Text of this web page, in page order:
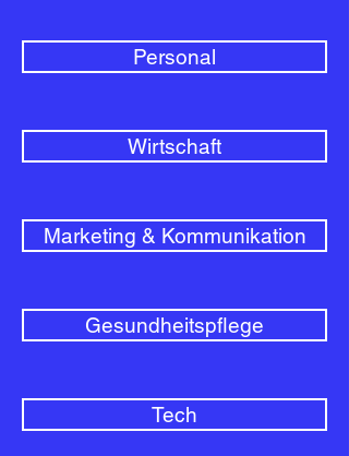
Personal
Wirtschaft
Marketing & Kommunikation
Gesundheitspflege
Tech